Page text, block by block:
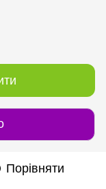
Порівняти